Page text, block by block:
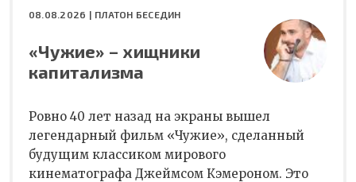
08.08.2026 | ПЛАТОН БЕСЕДИН
«Чужие» – хищники
капитализма
Ровно 40 лет назад на экраны вышел
легендарный фильм «Чужие», сделанный
будущим классиком мирового
кинематографа Джеймсом Кэмероном. Это